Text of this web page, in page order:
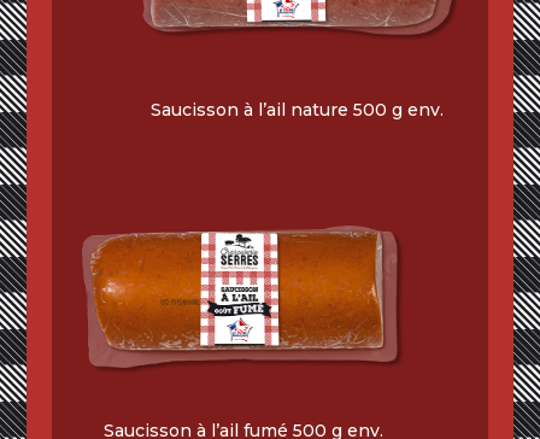
Saucisson à l’ail nature 500 g env.
Saucisson à l’ail fumé 500 g env.